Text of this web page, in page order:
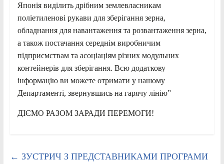
Японія виділить дрібним землевласникам
поліетиленові рукави для зберігання зерна,
обладнання для навантаження та розвантаження зерна,
а також постачання середнім виробничим
підприємствам та асоціаціям різних модульних
контейнерів для зберігання. Всю додаткову
інформацію ви можете отримати у нашому
Департаменті, звернувшись на гарячу лінію”
ДІЄМО РАЗОМ ЗАРАДИ ПЕРЕМОГИ!
← ЗУСТРИЧ З ПРЕДСТАВНИКАМИ ПРОГРАМИ